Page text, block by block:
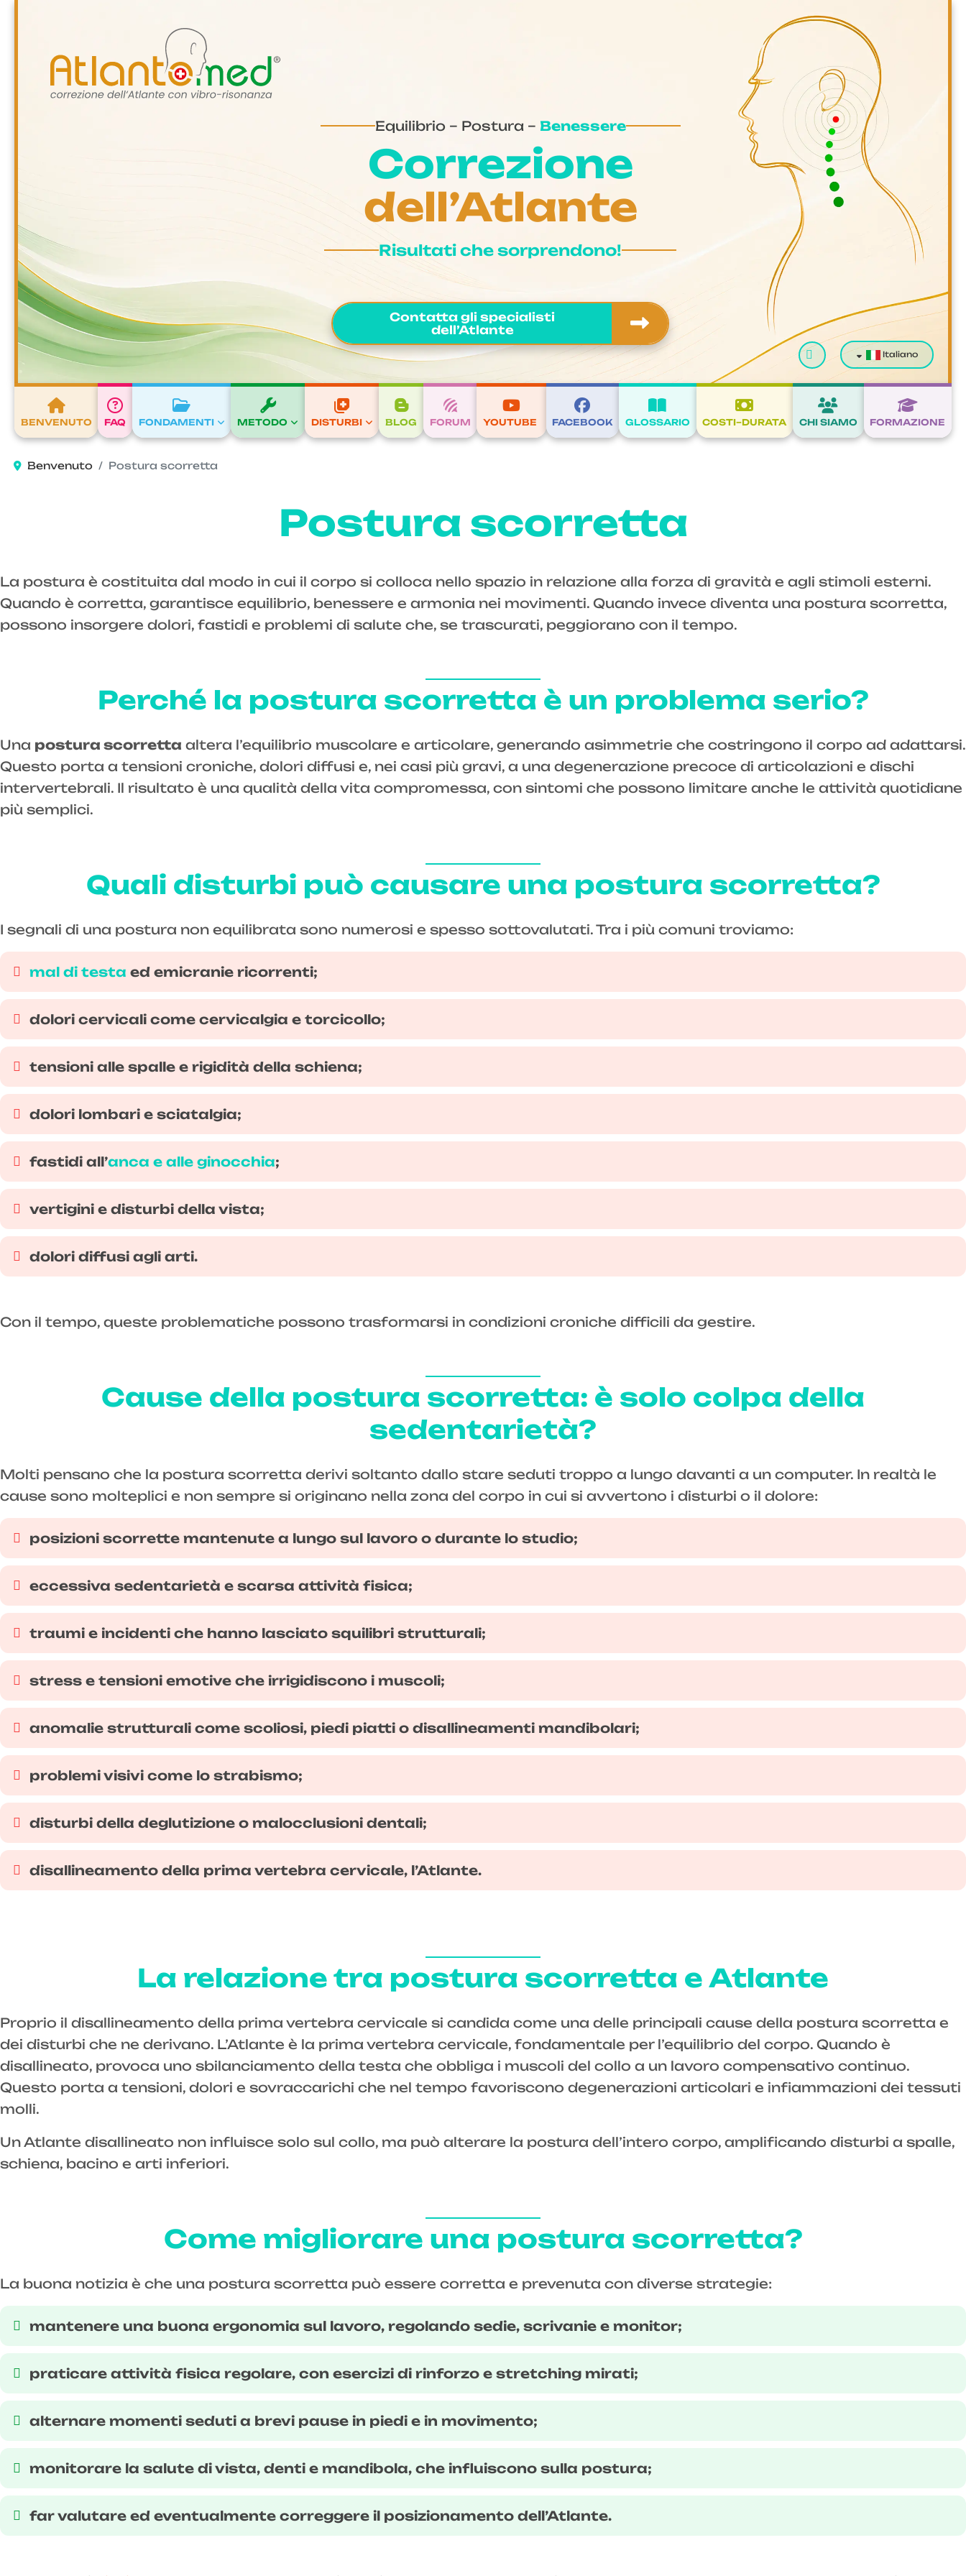
Equilibrio – Postura – Benessere
Correzione
dell’Atlante
Risultati che sorprendono!
Contatta gli specialisti
dell’Atlante
Cerca Italiano
BENVENUTO FAQ FONDAMENTI METODO DISTURBI BLOG FORUM YOUTUBE FACEBOOK GLOSSARIO COSTI–DURATA CHI SIAMO FORMAZIONE
Benvenuto Postura scorretta
Postura scorretta
La postura è costituita dal modo in cui il corpo si colloca nello spazio in relazione alla forza di gravità e agli stimoli esterni.
Quando è corretta, garantisce equilibrio, benessere e armonia nei movimenti. Quando invece diventa una postura scorretta,
possono insorgere dolori, fastidi e problemi di salute che, se trascurati, peggiorano con il tempo.
Perché la postura scorretta è un problema serio?
Una postura scorretta altera l’equilibrio muscolare e articolare, generando asimmetrie che costringono il corpo ad adattarsi.
Questo porta a tensioni croniche, dolori diffusi e, nei casi più gravi, a una degenerazione precoce di articolazioni e dischi
intervertebrali. Il risultato è una qualità della vita compromessa, con sintomi che possono limitare anche le attività quotidiane
più semplici.
Quali disturbi può causare una postura scorretta?
I segnali di una postura non equilibrata sono numerosi e spesso sottovalutati. Tra i più comuni troviamo:
mal di testa ed emicranie ricorrenti;
dolori cervicali come cervicalgia e torcicollo;
tensioni alle spalle e rigidità della schiena;
dolori lombari e sciatalgia;
fastidi all’anca e alle ginocchia;
vertigini e disturbi della vista;
dolori diffusi agli arti.
Con il tempo, queste problematiche possono trasformarsi in condizioni croniche difficili da gestire.
Cause della postura scorretta: è solo colpa della
sedentarietà?
Molti pensano che la postura scorretta derivi soltanto dallo stare seduti troppo a lungo davanti a un computer. In realtà le
cause sono molteplici e non sempre si originano nella zona del corpo in cui si avvertono i disturbi o il dolore:
posizioni scorrette mantenute a lungo sul lavoro o durante lo studio;
eccessiva sedentarietà e scarsa attività fisica;
traumi e incidenti che hanno lasciato squilibri strutturali;
stress e tensioni emotive che irrigidiscono i muscoli;
anomalie strutturali come scoliosi, piedi piatti o disallineamenti mandibolari;
problemi visivi come lo strabismo;
disturbi della deglutizione o malocclusioni dentali;
disallineamento della prima vertebra cervicale, l’Atlante.
La relazione tra postura scorretta e Atlante
Proprio il disallineamento della prima vertebra cervicale si candida come una delle principali cause della postura scorretta e
dei disturbi che ne derivano. L’Atlante è la prima vertebra cervicale, fondamentale per l’equilibrio del corpo. Quando è
disallineato, provoca uno sbilanciamento della testa che obbliga i muscoli del collo a un lavoro compensativo continuo.
Questo porta a tensioni, dolori e sovraccarichi che nel tempo favoriscono degenerazioni articolari e infiammazioni dei tessuti
molli.
Un Atlante disallineato non influisce solo sul collo, ma può alterare la postura dell’intero corpo, amplificando disturbi a spalle,
schiena, bacino e arti inferiori.
Come migliorare una postura scorretta?
La buona notizia è che una postura scorretta può essere corretta e prevenuta con diverse strategie:
mantenere una buona ergonomia sul lavoro, regolando sedie, scrivanie e monitor;
praticare attività fisica regolare, con esercizi di rinforzo e stretching mirati;
alternare momenti seduti a brevi pause in piedi e in movimento;
monitorare la salute di vista, denti e mandibola, che influiscono sulla postura;
far valutare ed eventualmente correggere il posizionamento dell’Atlante.